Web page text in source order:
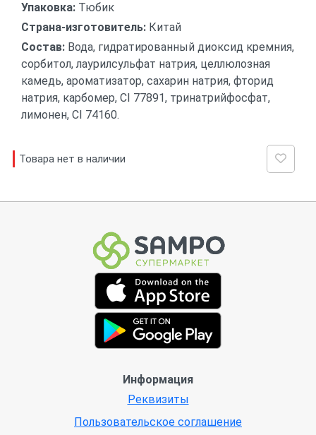
Упаковка: Тюбик
Страна-изготовитель: Китай
Состав: Вода, гидратированный диоксид кремния,
сорбитол, лаурилсульфат натрия, целлюлозная
камедь, ароматизатор, сахарин натрия, фторид
натрия, карбомер, CI 77891, тринатрийфосфат,
лимонен, CI 74160.
Товара нет в наличии
Информация
Реквизиты
Пользовательское соглашение